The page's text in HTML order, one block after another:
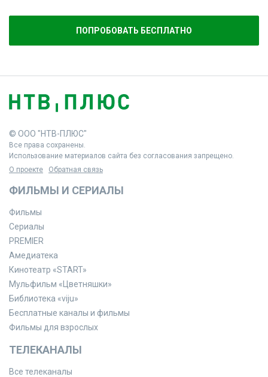
ПОПРОБОВАТЬ БЕСПЛАТНО
© ООО "НТВ-ПЛЮС"
Все права сохранены.
Использование материалов сайта без согласования запрещено.
О проекте
Обратная связь
ФИЛЬМЫ И СЕРИАЛЫ
Фильмы
Сериалы
PREMIER
Амедиатека
Кинотеатр «START»
Мульфильм «Цветняшки»
Библиотека «viju»
Бесплатные каналы и фильмы
Фильмы для взрослых
ТЕЛЕКАНАЛЫ
Все телеканалы